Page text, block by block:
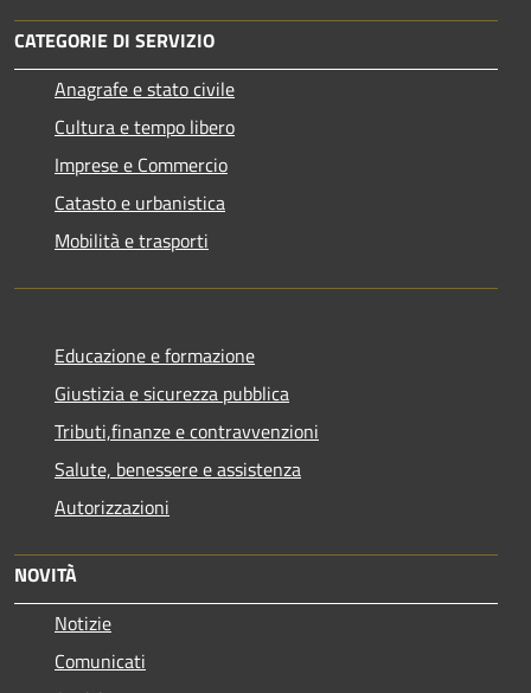
CATEGORIE DI SERVIZIO
Anagrafe e stato civile
Cultura e tempo libero
Imprese e Commercio
Catasto e urbanistica
Mobilità e trasporti
Educazione e formazione
Giustizia e sicurezza pubblica
Tributi,finanze e contravvenzioni
Salute, benessere e assistenza
Autorizzazioni
NOVITÀ
Notizie
Comunicati